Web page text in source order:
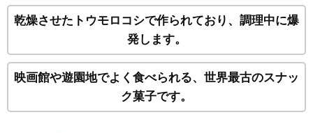
乾燥させたトウモロコシで作られており、調理中に爆
発します。
映画館や遊園地でよく食べられる、世界最古のスナッ
ク菓子です。